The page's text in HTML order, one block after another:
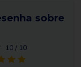
sobre
10 / 10